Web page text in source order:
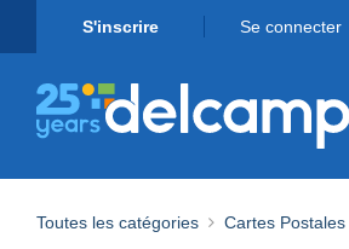
S'inscrire Se connecter
Toutes les catégories Cartes Postales